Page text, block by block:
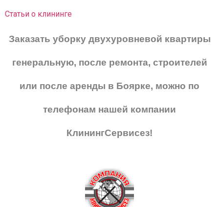
Статьи о клининге
Заказать уборку двухуровневой квартиры
генеральную, после ремонта, строителей
или после аренды в Боярке, можно по
телефонам нашей компании
КлинингСервисез!